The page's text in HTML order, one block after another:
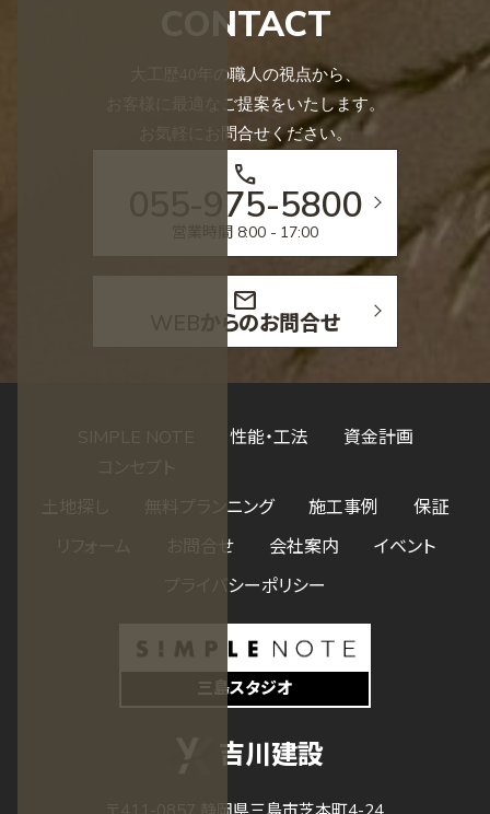
CONTACT
大工歴40年の職人の視点から、
お客様に最適なご提案をいたします。
お気軽にお問合せください。
call
055-975-5800
営業時間 8:00 - 17:00
mail
WEBからのお問合せ
性能・工法 資金計画
無料プランニング 施工事例
保証
お問合せ 会社案内
イベント
プライバシーポリシー
三島スタジオ
吉川建設